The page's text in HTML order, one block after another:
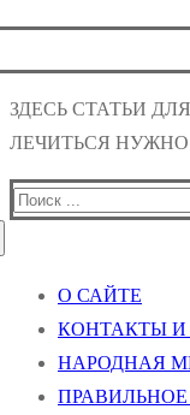
ЗДЕСЬ СТАТЬИ
ЛЕЧИТЬСЯ НУЖНО
Найти:
О САЙТЕ
КОНТАКТЫ И
НАРОДНАЯ